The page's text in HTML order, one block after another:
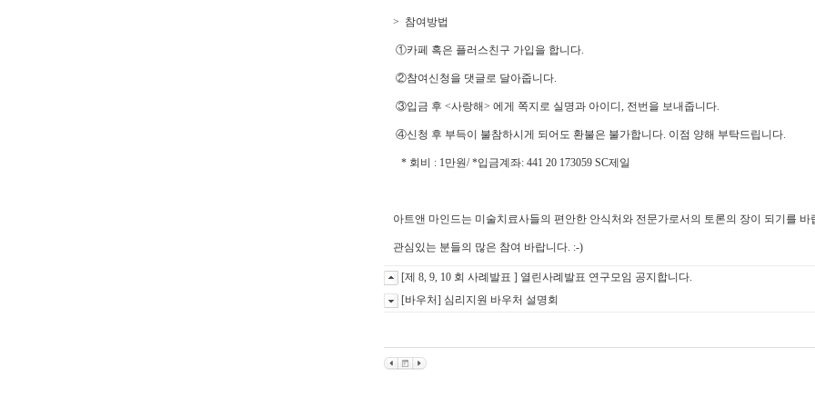
> 참여방법
①카페 혹은 플러스친구 가입을 합니다.
②참여신청을 댓글로 달아줍니다.
③입금 후 <사랑해> 에게 쪽지로 실명과 아이디, 전번을 보내줍니다.
④신청 후 부득이 불참하시게 되어도 환불은 불가합니다. 이점 양해 부탁드립니다.
* 회비 : 1만원/ *입금계좌: 441 20 173059 SC제일
아트앤 마인드는 미술치료사들의 편안한 안식처와 전문가로서의 토론의 장이 되기를 바
관심있는 분들의 많은 참여 바랍니다. :-)
[제 8, 9, 10 회 사례발표 ] 열린사례발표 연구모임 공지합니다.
[바우처] 심리지원 바우처 설명회